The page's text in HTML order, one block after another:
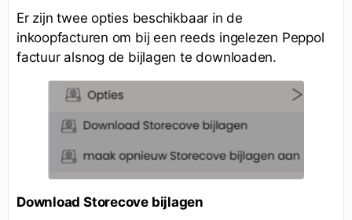
Er zijn twee opties beschikbaar in de
inkoopfacturen om bij een reeds ingelezen Peppol
factuur alsnog de bijlagen te downloaden.
Download Storecove bijlagen